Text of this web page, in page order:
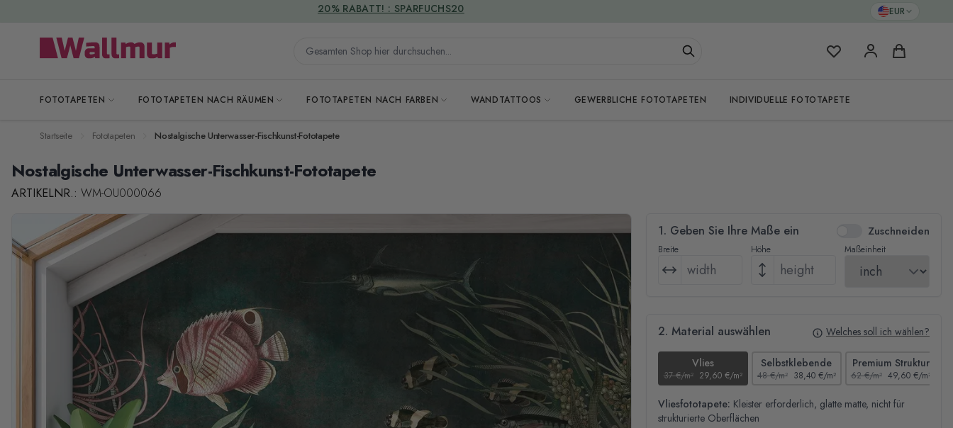
EUR
Gesamten Shop hier durchsuchen... Meine FavoritenWarenkorb
FOTOTAPETEN FOTOTAPETEN NACH RÄUMEN FOTOTAPETEN NACH FARBEN WANDTATTOOS GEWERBLICHE FOTOTAPETEN INDIVIDUELLE FOTOTAPETE
VERSANDKOSTENFREI
Startseite Fototapeten Nostalgische Unterwasser-Fischkunst-Fototapete
Nostalgische Unterwasser-Fischkunst-Fototapete
ARTIKELNR.: WM-OU000066
1. Geben Sie Ihre Maße ein Zuschneiden
Breite Höhe Maßeinheit
2. Material auswählen Welches soll ich wählen?
Vlies
37 €/m² 29,60 €/m²
Selbstklebende
48 €/m² 38,40 €/m²
Premium Struktur
62 €/m² 49,60 €/m²
Vliesfototapete: Kleister erforderlich, glatte matte, nicht für
strukturierte Oberflächen